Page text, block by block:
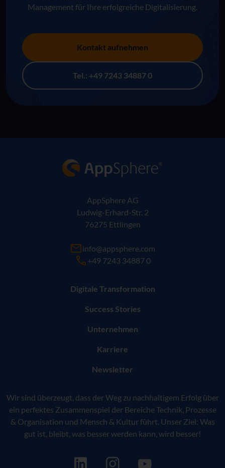
Management für Ihre erfolgreiche Digitalisierung.
Kontakt aufnehmen
Tel.: +49 7243 34887 0
AppSphere IT-Lösungsanbieter
AppSphere AG
Ludwig-Erhard-Str. 2
76275 Ettlingen
info@appsphere.com
+49 7243 34887 0
Digitale Transformation
Success Stories
Unternehmen
Karriere
Newsletter
Wir sind überzeugt, dass der Weg zu nachhaltigem Erfolg über
ein perfektes Zusammenspiel der Bereiche Technik, Prozesse
& Organisation und Mensch & Kultur führt. Unser Ziel: Was
gut ist, bleibt, was besser werden kann, wird besser!